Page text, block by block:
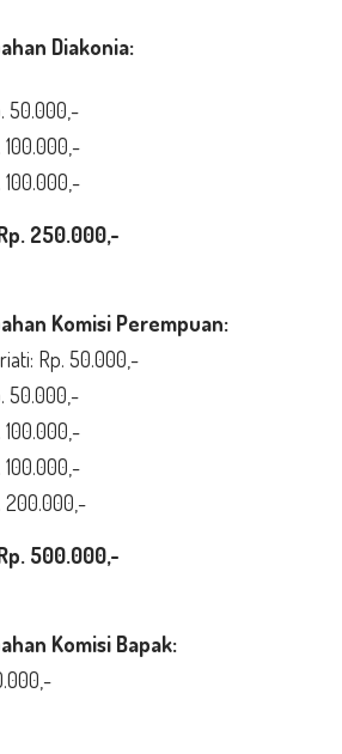
Diakonia:
50.000,-
100.000,-
100.000,-
250.000,-
Komisi Perempuan:
Rp. 50.000,-
50.000,-
100.000,-
100.000,-
200.000,-
500.000,-
Komisi Bapak: